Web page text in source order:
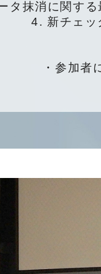
タ抹消に関する
4. 新チェッ
・参加者